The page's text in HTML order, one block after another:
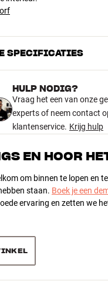
SPECIFICATIES
DESIGN
(kg)
0,5
(kg)
1
x diepte)
voor de Lyngdorf Cue-100
100-gecertificeerd
HULP NODIG?
Vraag het een van onze
experts of neem contact
klantenservice. Krijg hulp
EN HOOR
om binnen te lopen en
staan. Boek je een
ervaring en zetten we